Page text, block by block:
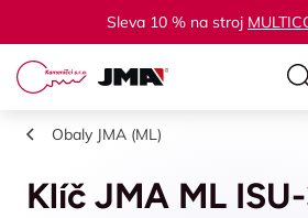
Sleva 10 % na stroj
Obaly JMA (ML)
Klíč JMA ML